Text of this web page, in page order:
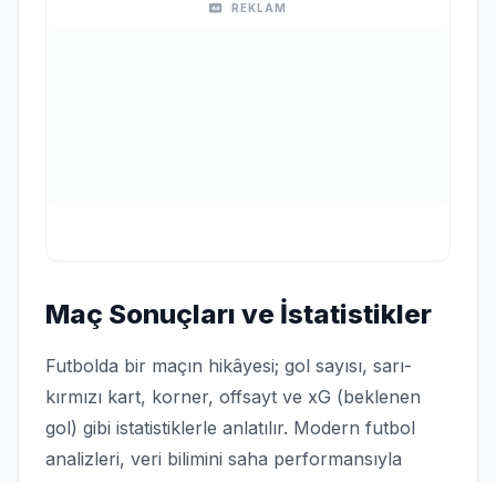
REKLAM
Maç Sonuçları ve İstatistikler
Futbolda bir maçın hikâyesi; gol sayısı, sarı-
kırmızı kart, korner, offsayt ve xG (beklenen
gol) gibi istatistiklerle anlatılır. Modern futbol
analizleri, veri bilimini saha performansıyla